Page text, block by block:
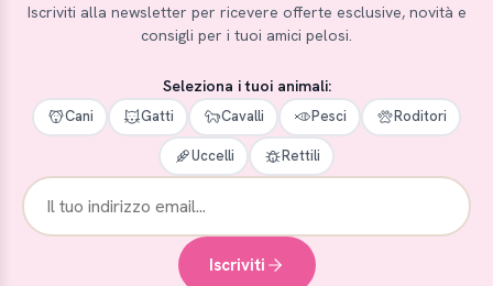
Iscriviti alla newsletter per ricevere offerte esclusive, novità e
consigli per i tuoi amici pelosi.
Seleziona i tuoi animali:
Cani Gatti Cavalli Pesci Roditori
Uccelli Rettili
Iscriviti